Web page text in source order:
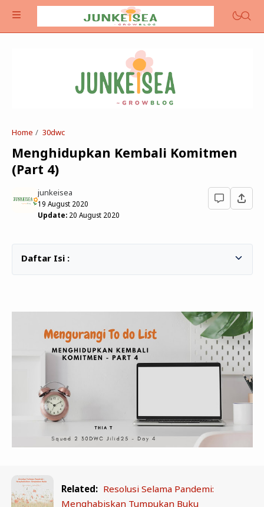
Food
Life
Home 30dwc
Menghidupkan Kembali Komitmen
(Part 4)
junkeisea
19 August 2020
Update: 20 August 2020
Related: Resolusi Selama Pandemi:
Menghabiskan Tumpukan Buku